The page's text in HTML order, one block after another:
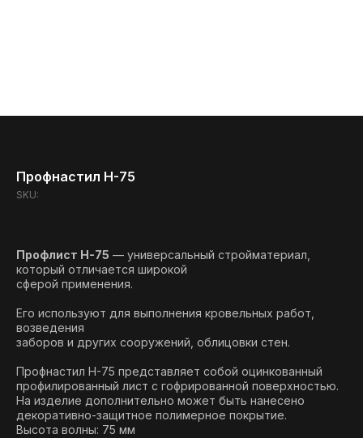
Профнастил Н-75
SKU:
Профлист Н-75 — универсальный стройматериал,
который отличается широкой
сферой применения.
Его используют для выполнения кровельных работ,
возведения
заборов и других сооружений, облицовки стен.
Профнастил Н-75 представляет собой оцинкованный
профилированный лист с гофрированной поверхностью.
На изделие дополнительно может быть нанесено
декоративно-защитное полимерное покрытие.
Высота волны: 75 мм